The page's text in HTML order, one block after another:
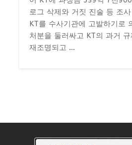
로그 삭제와 거짓 진술 등 조
KT를 수사기관에 고발하기로
처분을 둘러싸고 KT의 과거
재조명되고 ...